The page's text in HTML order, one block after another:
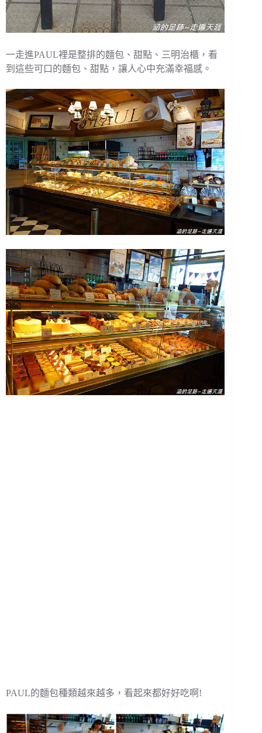
一走進PAUL裡是整排的麵包、甜點、三明治櫃，看
到這些可口的麵包、甜點，讓人心中充滿幸福感。
PAUL的麵包種類越來越多，看起來都好好吃啊!